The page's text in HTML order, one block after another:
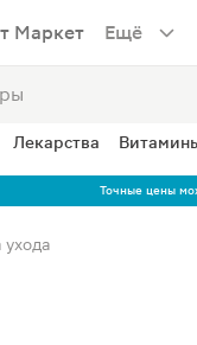
Маркет Ещё
Лекарства
Точные цены
ухода